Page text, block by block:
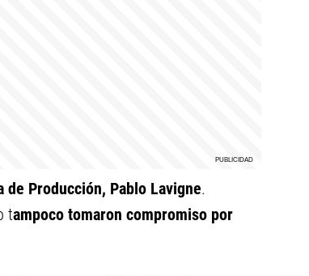
de Producción, Pablo Lavigne.
tampoco tomaron compromiso por